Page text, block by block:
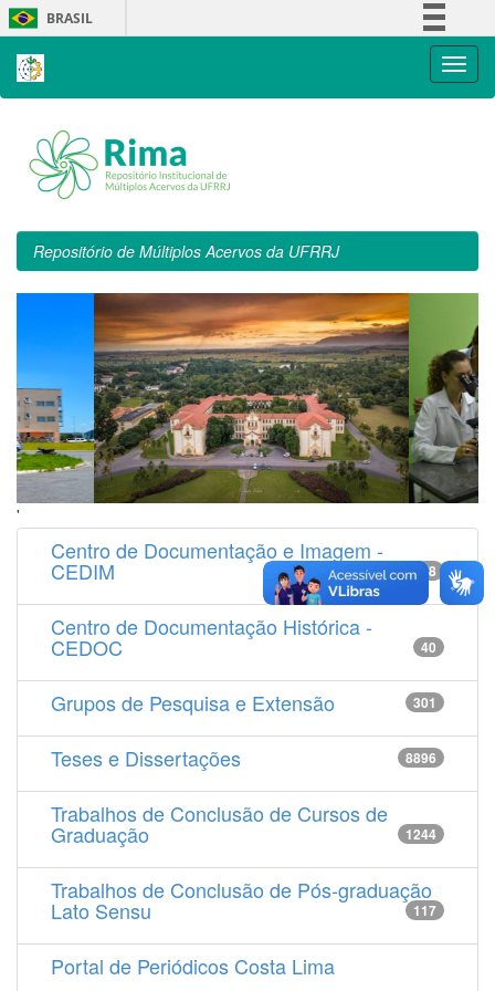
Skip
navigation
BRASIL
Repositório de Múltiplos Acervos da UFRRJ
'
Centro de Documentação e Imagem -
CEDIM 14538
Centro de Documentação Histórica -
CEDOC 40
Grupos de Pesquisa e Extensão 301
Teses e Dissertações 8896
Trabalhos de Conclusão de Cursos de
Graduação 1244
Trabalhos de Conclusão de Pós-graduação
Lato Sensu 117
Portal de Periódicos Costa Lima